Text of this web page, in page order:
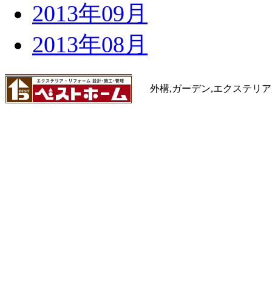
2013年09月
2013年08月
外構,ガーデン,エクステリ